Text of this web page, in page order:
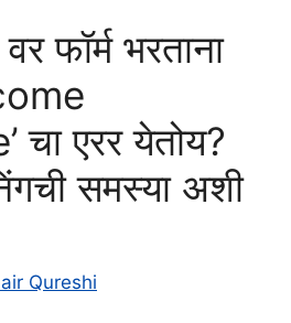
फॉर्म भरताना
एरर येतोय?
समस्या अशी
Qureshi